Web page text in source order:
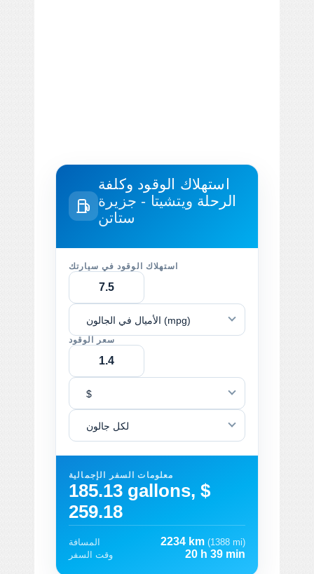
استهلاك الوقود وكلفة
الرحلة ويتشيتا - جزيرة
ستاتن
استهلاك الوقود في سيارتك
الأميال في الجالون (mpg)
سعر الوقود
$
لكل جالون
معلومات السفر الإجمالية
185.13 gallons, $
259.18
المسافة 2234 km (1388 mi)
وقت السفر
20 h 39 min